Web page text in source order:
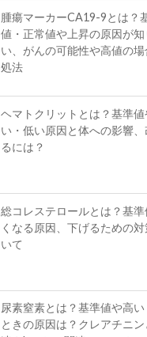
腫瘍マーカーCA19-9とは？
値・正常値や上昇の原因が知
い、がんの可能性や高値の
処法
ヘマトクリットとは？基準値
い・低い原因と体への影響、
るには？
総コレステロールとは？基準
くなる原因、下げるための
いて
尿素窒素とは？基準値や高い
ときの原因は？クレアチニン